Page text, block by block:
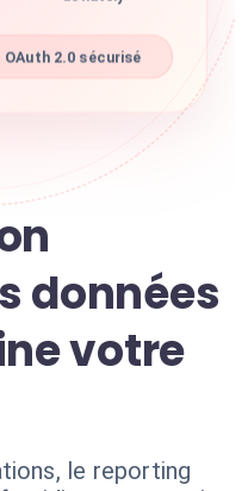
2.0 sécurisé
données
votre
le reporting